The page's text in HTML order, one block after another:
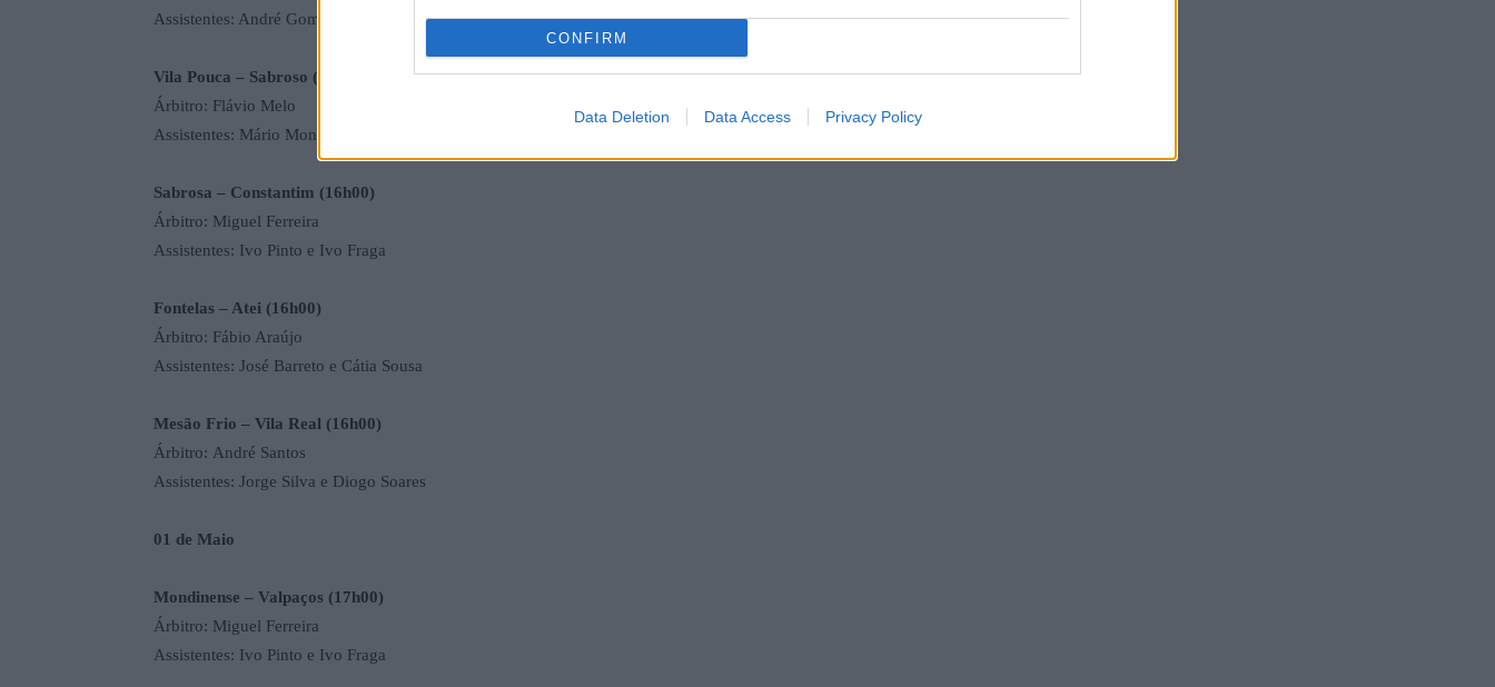
CONFIRM
Data Deletion Data Access Privacy Policy
Assistentes: André Gomes e Ruben Fernandes
Vila Pouca – Sabroso (16h00)
Árbitro: Flávio Melo
Assistentes: Mário Monteiro e Jorge Capela
Sabrosa – Constantim (16h00)
Árbitro: Miguel Ferreira
Assistentes: Ivo Pinto e Ivo Fraga
Fontelas – Atei (16h00)
Árbitro: Fábio Araújo
Assistentes: José Barreto e Cátia Sousa
Mesão Frio – Vila Real (16h00)
Árbitro: André Santos
Assistentes: Jorge Silva e Diogo Soares
01 de Maio
Mondinense – Valpaços (17h00)
Árbitro: Miguel Ferreira
Assistentes: Ivo Pinto e Ivo Fraga